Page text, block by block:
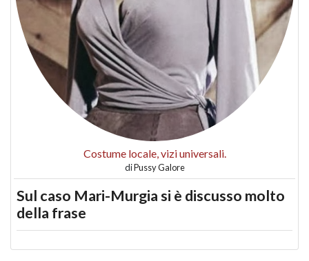
Costume locale, vizi universali.
diPussy Galore
Sul caso Mari-Murgia si è discusso molto
della frase